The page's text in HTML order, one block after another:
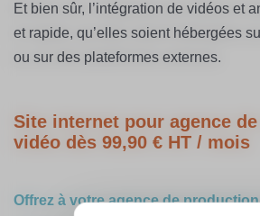
Et bien sûr, l’intégration de vidéos et
et rapide, qu’elles soient hébergées
ou sur des plateformes externes.
Site internet pour agence
vidéo dès 99,90 € HT / mois
Offrez à votre agence de